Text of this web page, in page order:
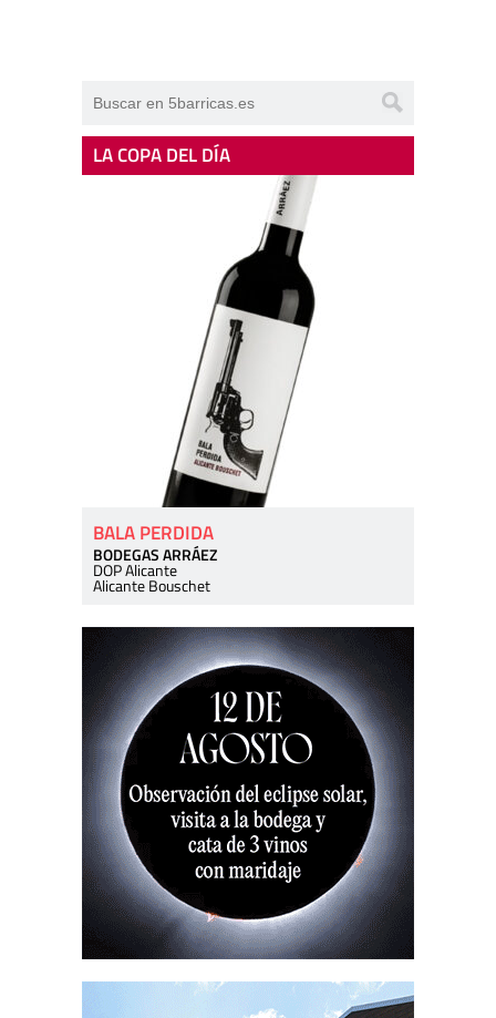
LA COPA DEL DÍA
BALA PERDIDA
BODEGAS ARRÁEZ
DOP Alicante
Alicante Bouschet